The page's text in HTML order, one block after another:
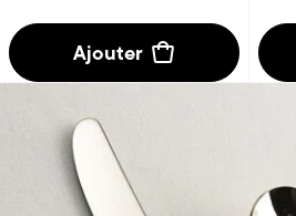
Ajouter